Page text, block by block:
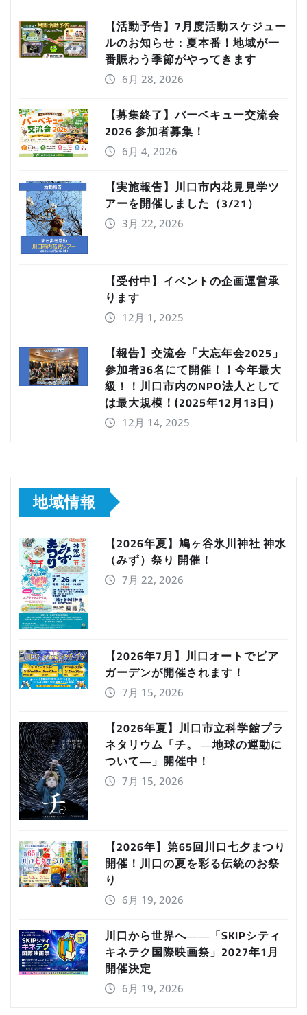
【活動予告】7月度活動スケジュー
ルのお知らせ：夏本番！地域が一
番賑わう季節がやってきます
6月 28, 2026
【募集終了】バーベキュー交流会
2026 参加者募集！
6月 4, 2026
【実施報告】川口市内花見見学ツ
アーを開催しました（3/21）
3月 22, 2026
【受付中】イベントの企画運営承
ります
12月 1, 2025
【報告】交流会「大忘年会2025」
参加者36名にて開催！！今年最大
級！！川口市内のNPO法人として
は最大規模！(2025年12月13日）
12月 14, 2025
地域情報
【2026年夏】鳩ヶ谷氷川神社 神水
（みず）祭り 開催！
7月 22, 2026
【2026年7月】川口オートでビア
ガーデンが開催されます！
7月 15, 2026
【2026年夏】川口市立科学館プラ
ネタリウム「チ。 ―地球の運動に
ついて―」開催中！
7月 15, 2026
【2026年】第65回川口七夕まつり
開催！川口の夏を彩る伝統のお祭
り
6月 19, 2026
川口から世界へ――「SKIPシティ
キネテク国際映画祭」2027年1月
開催決定
6月 19, 2026